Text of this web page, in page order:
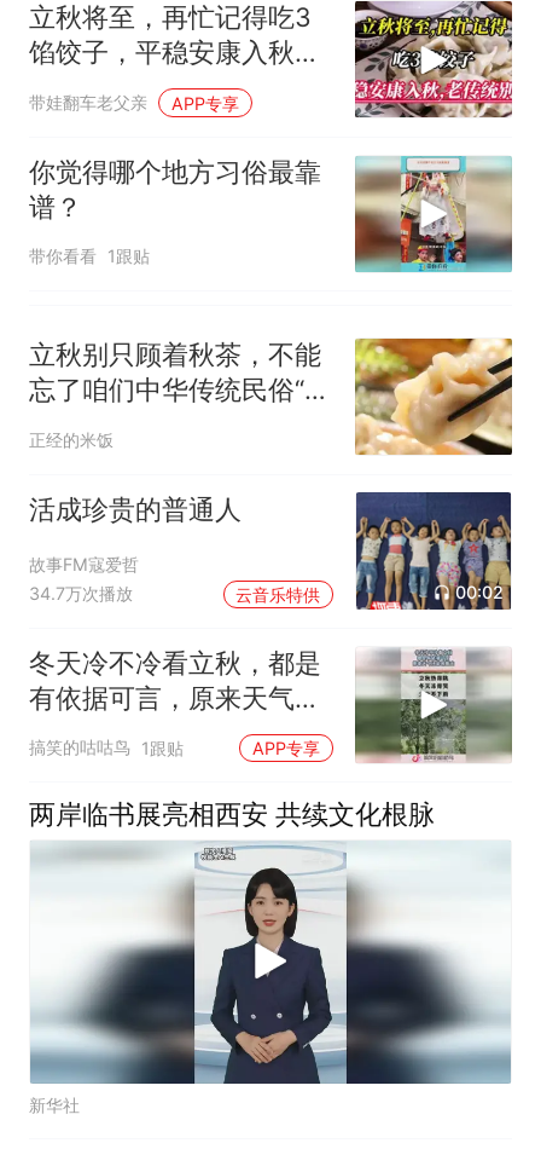
立秋将至，再忙记得吃3
馅饺子，平稳安康入秋，
老传统别丢
带娃翻车老父亲 APP专享
你觉得哪个地方习俗最靠
谱？
带你看看 1跟贴
立秋别只顾着秋茶，不能
忘了咱们中华传统民俗“抢
秋膘”
正经的米饭
活成珍贵的普通人
故事FM寇爱哲
34.7万次播放
云音乐特供 00:02
冬天冷不冷看立秋，都是
有依据可言，原来天气还
能判断出！
搞笑的咕咕鸟 1跟贴 APP专享
两岸临书展亮相西安 共续文化根脉
新华社